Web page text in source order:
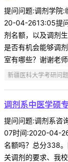
提问问题:调剂学院
20-04-2613:05提
剂名额，以及调剂
是否有机会能够调
室有哪些？谢谢老
新疆医科大学考研问题
调剂系中医学硕
提问问题:调剂系咨
07时间:2020-04-
名额吗？总分338
关调剂的要求、我